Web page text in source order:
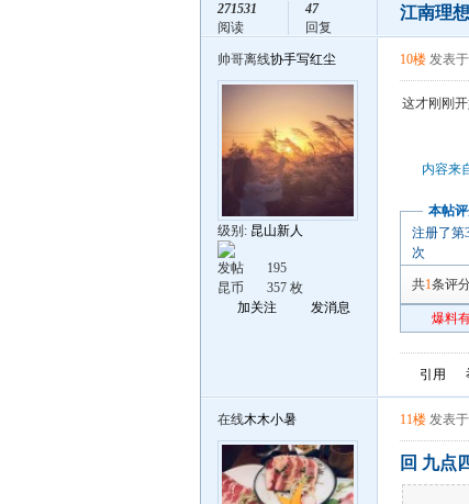
271531
阅读
47
回复
江南理
帅哥离线协手写红尘
级别: 昆山新人
发帖
195
昆币
357 枚
加关注
发消息
10楼 发表
这才刚刚
内容来
本帖
注册了第
次
共1条评
爆料
引用
在线木木小暑 11楼 发表
回 九点